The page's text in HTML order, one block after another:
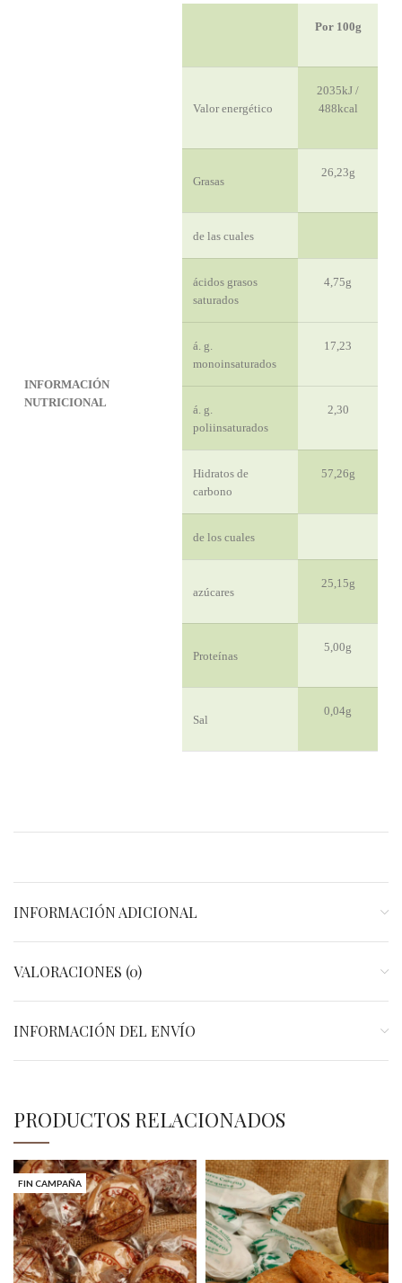
INFORMACIÓN
NUTRICIONAL
Por 100g
Valor energético
2035kJ /
488kcal
Grasas
26,23g
de las cuales
ácidos grasos
saturados
4,75g
á. g.
monoinsaturados
17,23
á. g.
poliinsaturados
2,30
Hidratos de
carbono
57,26g
de los cuales
azúcares
25,15g
Proteínas
5,00g
Sal
0,04g
INFORMACIÓN ADICIONAL
VALORACIONES (0)
INFORMACIÓN DEL ENVÍO
PRODUCTOS RELACIONADOS
FIN CAMPAÑA